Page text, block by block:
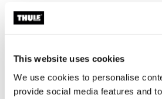
This website uses cookies
We use cookies to personalise
provide social media features and
Toggle features
Alle funktioner